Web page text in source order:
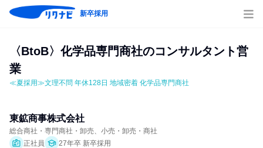
新卒採用
〈BtoB〉化学品専門商社のコンサルタント営
業
≪夏採用≫文理不問 年休128日 地域密着 化学品専門商社
東鉱商事株式会社
総合商社・専門商社・卸売、小売・卸売・商社
正社員
27年卒 新卒採用